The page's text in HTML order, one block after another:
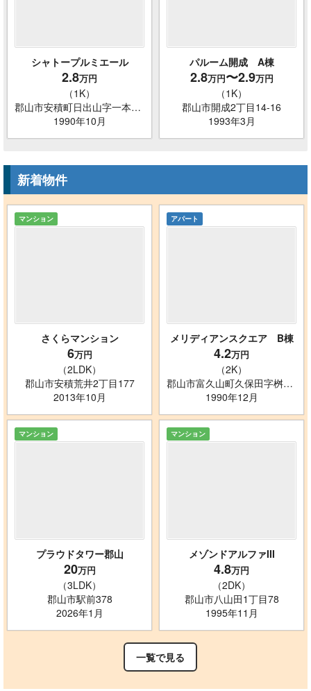
シャトープルミエール
2.8万円
（1K）
郡山市安積町日出山字一本松138-2
1990年10月
パルーム開成 A棟
2.8万円〜2.9万円
（1K）
郡山市開成2丁目14-16
1993年3月
新着物件
マンション
さくらマンション
6万円
（2LDK）
郡山市安積荒井2丁目177
2013年10月
アパート
メリディアンスクエア B棟
4.2万円
（2K）
郡山市富久山町久保田字桝形33-2
1990年12月
マンション
プラウドタワー郡山
20万円
（3LDK）
郡山市駅前378
2026年1月
マンション
メゾンドアルファIII
4.8万円
（2DK）
郡山市八山田1丁目78
1995年11月
一覧で見る